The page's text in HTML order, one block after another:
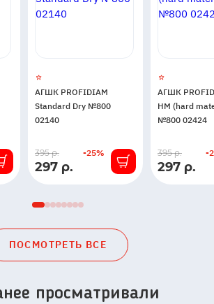
АГШК PROFIDIAM
Standard Dry №800
02140
В
наличии
297 р.
-25%
395 р.
АГШК
HM (hard
№800 02424
В
наличии
297 р.
-
395 р.
ПОСМОТРЕТЬ ВСЕ
просматривали